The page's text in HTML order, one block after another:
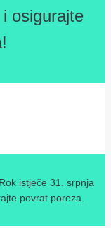
osigurajte
istječe 31. srpnja
povrat poreza.